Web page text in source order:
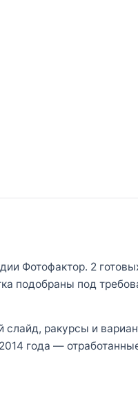
Фотофактор. 2
подобраны под
слайд, ракурсы и
года —